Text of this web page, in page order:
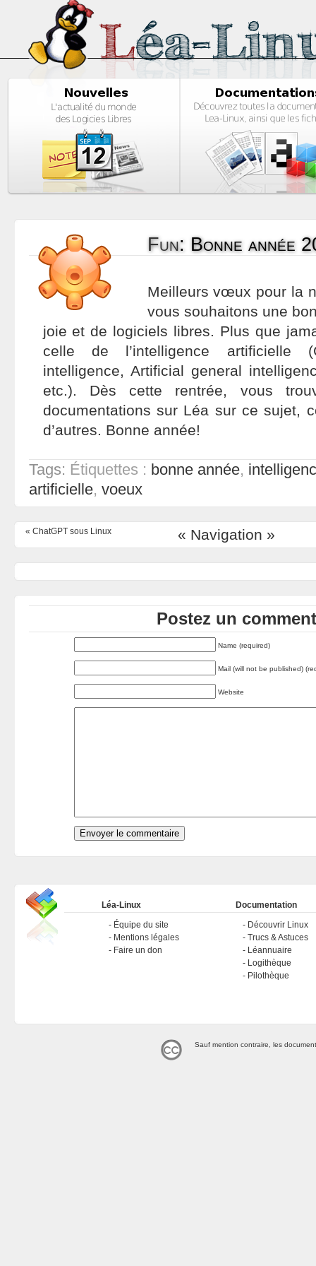
Fun: Bonne année
Meilleurs vœux pour la
vous souhaitons une
joie et de logiciels libres. Plus que
celle de l’intelligence artificielle
intelligence, Artificial general
etc.). Dès cette rentrée, vous
documentations sur Léa sur ce sujet,
d’autres. Bonne année!
Tags: Étiquettes : bonne année,
artificielle, voeux
« ChatGPT sous Linux « Navigation »
Postez un
Name (required)
Mail (will not be published)
Website
Léa-Linux
Équipe du site
Mentions légales
Faire un don
Documentation
Découvrir Linux
Trucs & Astuces
Léannuaire
Logithèque
Pilothèque
Sauf mention contraire, les